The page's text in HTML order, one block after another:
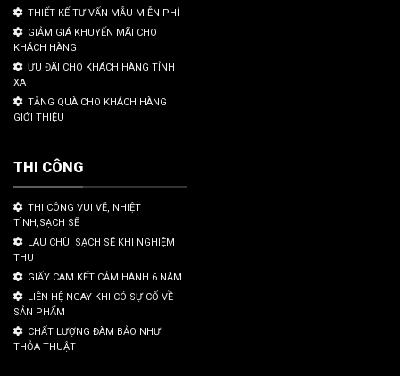
THIẾT KẾ TƯ VẤN MẪU MIỄN PHÍ
GIẢM GIÁ KHUYẾN MÃI CHO
KHÁCH HÀNG
ƯU ĐÃI CHO KHÁCH HÀNG TỈNH
XA
TẶNG QUÀ CHO KHÁCH HÀNG
GIỚI THIỆU
THI CÔNG
THI CÔNG VUI VẼ, NHIỆT
TÌNH,SẠCH SẼ
LAU CHÙI SẠCH SẼ KHI NGHIỆM
THU
GIẤY CAM KẾT CẢM HÀNH 6 NĂM
LIÊN HỆ NGAY KHI CÓ SỰ CỐ VỀ
SẢN PHẨM
CHẤT LƯỢNG ĐÀM BẢO NHƯ
THỎA THUẬT